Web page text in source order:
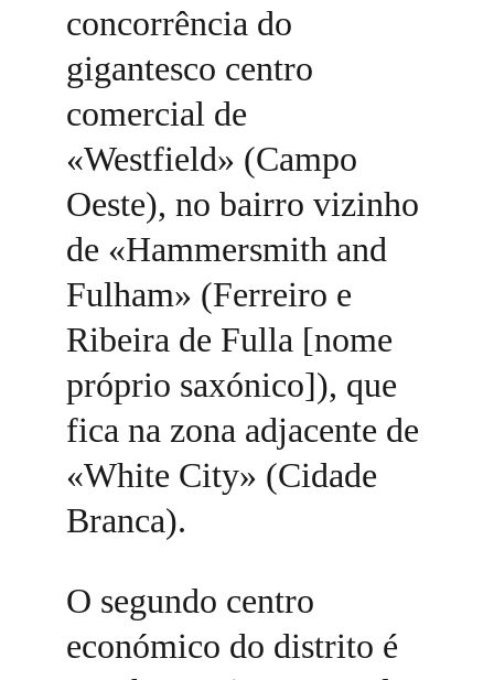
concorrência do
gigantesco centro
comercial de
«Westfield» (Campo
Oeste), no bairro vizinho
de «Hammersmith and
Fulham» (Ferreiro e
Ribeira de Fulla [nome
próprio saxónico]), que
fica na zona adjacente de
«White City» (Cidade
Branca).
O segundo centro
económico do distrito é